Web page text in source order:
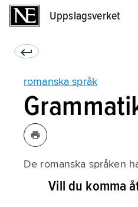
Uppslagsverket
romanska språk
De romanska språken
av latinets syntetiska
Vill du komma